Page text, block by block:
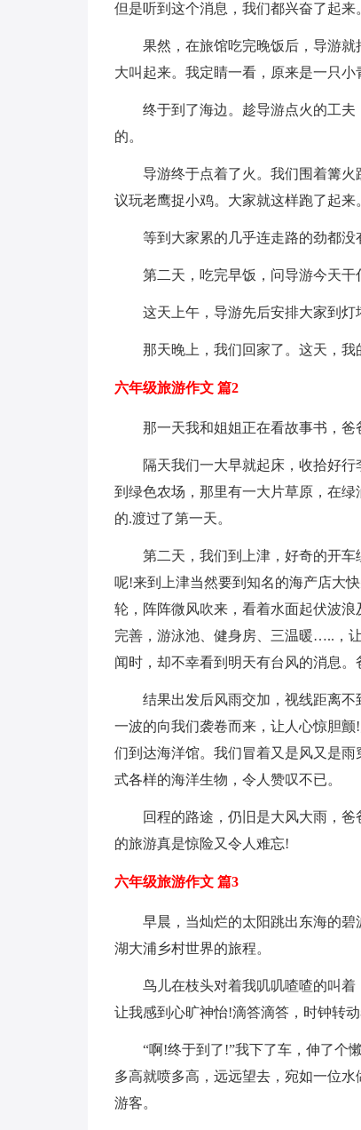
但是听到这个消息，我们都兴奋了起来。
果然，在旅馆吃完晚饭后，导游
大叫起来。我定睛一看，原来是一只
终于到了海边。趁导游点火的工
的。
导游终于点着了火。我们围着篝
议玩老鹰捉小鸡。大家就这样跑了起来。
等到大家累的几乎连走路的劲都没
第二天，吃完早饭，问导游今天干
这天上午，导游先后安排大家到灯
那天晚上，我们回家了。这天，我
六年级旅游作文 篇2
那一天我和姐姐正在看故事书，
隔天我们一大早就起床，收拾好
到绿色农场，那里有一大片草原，在
的.渡过了第一天。
第二天，我们到上津，好奇的开
呢!来到上津当然要到知名的海产店大
轮，阵阵微风吹来，看着水面起伏波
完善，游泳池、健身房、三温暖…..，
闻时，却不幸看到明天有台风的消息。
结果出发后风雨交加，视线距离
一波的向我们袭卷而来，让人心惊胆
们到达海洋馆。我们冒着又是风又是
式各样的海洋生物，令人赞叹不已。
回程的路途，仍旧是大风大雨，
的旅游真是惊险又令人难忘!
六年级旅游作文 篇3
早晨，当灿烂的太阳跳出东海的
湖大浦乡村世界的旅程。
鸟儿在枝头对着我叽叽喳喳的叫
让我感到心旷神怡!滴答滴答，时钟转动
“啊!终于到了!”我下了车，伸了个
多高就喷多高，远远望去，宛如一位
游客。